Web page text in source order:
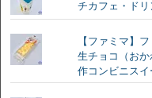
チカフェ・ドリ
【ファミマ】
生チョコ（お
作コンビニスイ